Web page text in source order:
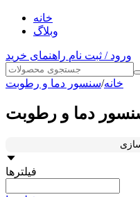
خانه
وبلاگ
ورود / ثبت نام راهنمای خرید
خانه/سنسور دما و رطوبت
دما و رطوبت
فیلترها